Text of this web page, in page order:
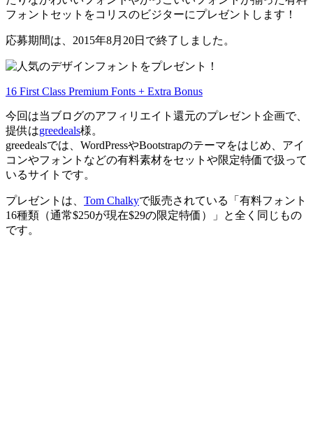
フォントセットをコリスのビジターにプレゼントします！
応募期間は、2015年8月20日で終了しました。
16 First Class Premium Fonts + Extra Bonus
今回は当ブログのアフィリエイト還元のプレゼント企画で、
提供はgreedeals様。
greedealsでは、WordPressやBootstrapのテーマをはじめ、アイ
コンやフォントなどの有料素材をセットや限定特価で扱って
いるサイトです。
プレゼントは、 Tom Chalkyで販売されている「有料フォント
16種類（通常$250が現在$29の限定特価）」と全く同じもの
です。